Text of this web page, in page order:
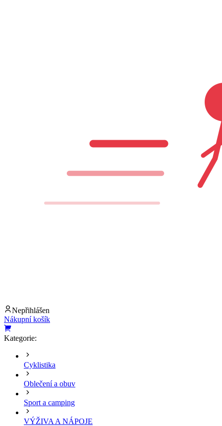
Nepřihlášen
Nákupní košík
Kategorie:
Cyklistika
Oblečení a obuv
Sport a camping
VÝŽIVA A NÁPOJE